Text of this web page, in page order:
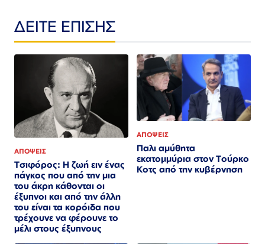
ΔΕΙΤΕ ΕΠΙΣΗΣ
ΑΠΟΨΕΙΣ
Τσιφόρος: Η ζωή ειν ένας
πάγκος που από την μια
του άκρη κάθονται οι
έξυπνοι και από την άλλη
του είναι τα κορόιδα που
τρέχουνε να φέρουνε το
μέλι στους έξυπνους
ΑΠΟΨΕΙΣ
Παλι αμύθητα
εκατομμύρια στον Τούρκο
Κοτς από την κυβέρνηση